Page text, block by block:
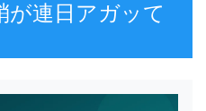
が連日アガッて